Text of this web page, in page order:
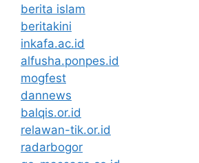
berita islam
beritakini
inkafa.ac.id
alfusha.ponpes.id
mogfest
dannews
balqis.or.id
relawan-tik.or.id
radarbogor